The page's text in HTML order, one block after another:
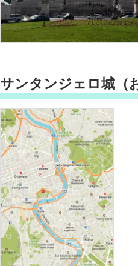
サンタンジェロ城